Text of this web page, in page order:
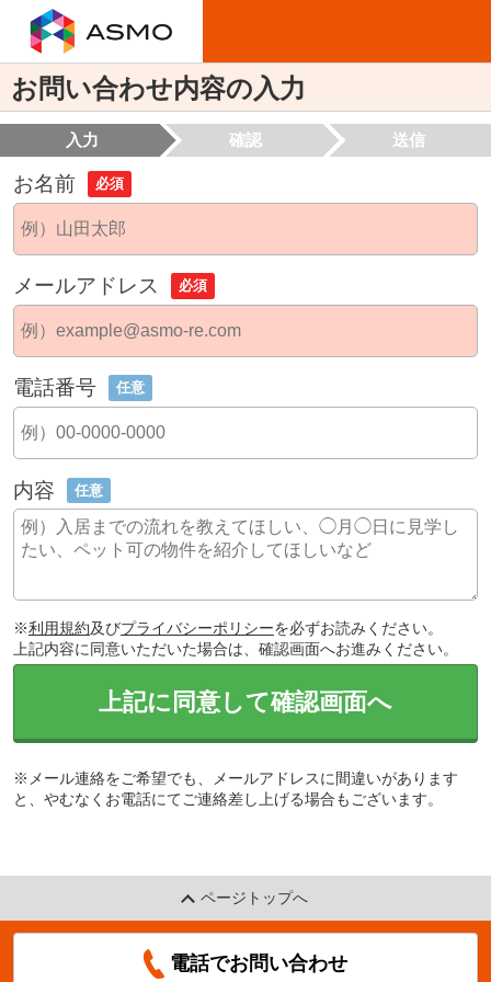
お問い合わせ内容の入力
入力 確認 送信
お名前 必須
メールアドレス 必須
電話番号 任意
内容 任意
※利用規約及びプライバシーポリシーを必ずお読みください。
上記内容に同意いただいた場合は、確認画面へお進みください。
上記に同意して確認画面へ
※メール連絡をご希望でも、メールアドレスに間違いがあります
と、やむなくお電話にてご連絡差し上げる場合もございます。
ページトップへ
電話でお問い合わせ